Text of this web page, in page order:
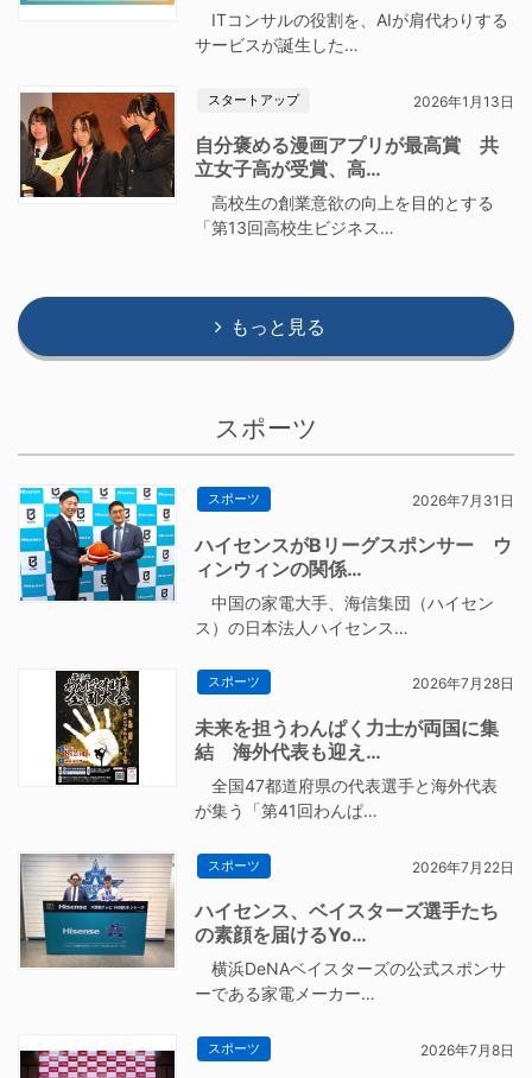
ITコンサルの役割を、AIが肩代わりする
サービスが誕生した…
スタートアップ 2026年1月13日
自分褒める漫画アプリが最高賞 共
立女子高が受賞、高…
高校生の創業意欲の向上を目的とする
「第13回高校生ビジネス…
もっと見る
スポーツ
スポーツ 2026年7月31日
ハイセンスがBリーグスポンサー ウ
ィンウィンの関係…
中国の家電大手、海信集団（ハイセン
ス）の日本法人ハイセンス…
スポーツ 2026年7月28日
未来を担うわんぱく力士が両国に集
結 海外代表も迎え…
全国47都道府県の代表選手と海外代表
が集う「第41回わんぱ…
スポーツ 2026年7月22日
ハイセンス、ベイスターズ選手たち
の素顔を届けるYo…
横浜DeNAベイスターズの公式スポンサ
ーである家電メーカー…
スポーツ 2026年7月8日